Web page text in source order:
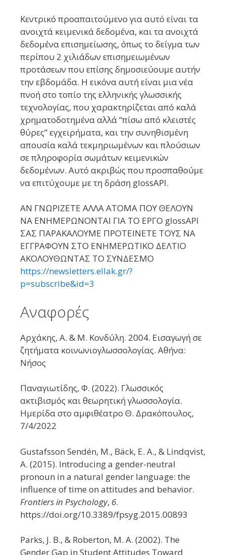
Κεντρικό προαπαιτούμενο για αυτό είναι τα
ανοιχτά κειμενικά δεδομένα, και τα ανοιχτά
δεδομένα επισημείωσης, όπως το δείγμα των
περίπου 2 χιλιάδων επισημειωμένων
προτάσεων που επίσης δημοσιεύουμε αυτήν
την εβδομάδα. Η εικόνα αυτή είναι μια νέα
πνοή στο τοπίο της ελληνικής γλωσσικής
τεχνολογίας, που χαρακτηρίζεται από καλά
χρηματοδοτημένα αλλά “πίσω από κλειστές
θύρες” εγχειρήματα, και την συνηθισμένη
απουσία καλά τεκμηριωμένων και πλούσιων
σε πληροφορία σωμάτων κειμενικών
δεδομένων. Αυτό ακριβώς που προσπαθούμε
να επιτύχουμε με τη δράση glossAPI.
ΑΝ ΓΝΩΡΙΖΕΤΕ ΑΛΛΑ ΑΤΟΜΑ ΠΟΥ ΘΕΛΟΥΝ
ΝΑ ΕΝΗΜΕΡΩΝΟΝΤΑΙ ΓΙΑ ΤΟ ΕΡΓΟ glossAPI
ΣΑΣ ΠΑΡΑΚΑΛΟΥΜΕ ΠΡΟΤΕΙΝΕΤΕ ΤΟΥΣ ΝΑ
ΕΓΓΡΑΦΟΥΝ ΣΤΟ ΕΝΗΜΕΡΩΤΙΚΟ ΔΕΛΤΙΟ
ΑΚΟΛΟΥΘΩΝΤΑΣ ΤΟ ΣΥΝΔΕΣΜΟ
https://newsletters.ellak.gr/?
p=subscribe&id=3
Αναφορές
Αρχάκης, Α. & Μ. Κονδύλη. 2004. Εισαγωγή σε
ζητήματα κοινωνιογλωσσολογίας. Αθήνα:
Νήσος
Παναγιωτίδης, Φ. (2022). Γλωσσικός
ακτιβισμός και θεωρητική γλωσσολογία.
Ημερίδα στο αμφιθέατρο Θ. Δρακόπουλος,
7/4/2022
Gustafsson Sendén, M., Bäck, E. A., & Lindqvist,
A. (2015). Introducing a gender-neutral
pronoun in a natural gender language: the
influence of time on attitudes and behavior.
Frontiers in Psychology, 6.
https://doi.org/10.3389/fpsyg.2015.00893
Parks, J. B., & Roberton, M. A. (2002). The
Gender Gap in Student Attitudes Toward